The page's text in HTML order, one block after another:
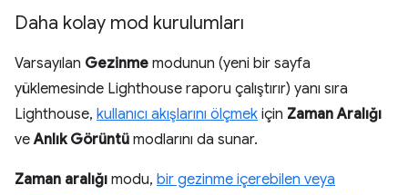
Daha kolay mod kurulumları
Varsayılan Gezinme modunun (yeni bir sayfa
yüklemesinde Lighthouse raporu çalıştırır) yanı sıra
Lighthouse, kullanıcı akışlarını ölçmek için Zaman Aralığı
veAnlık Görüntü modlarını da sunar.
Zaman aralığı modu, bir gezinme içerebilen veya